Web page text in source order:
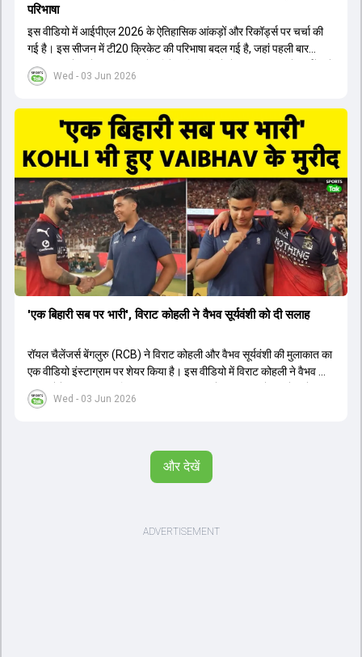
Wed - 03 Jun 2026
परिभाषा
इस वीडियो में आईपीएल 2026 के ऐतिहासिक आंकड़ों और रिकॉर्ड्स पर चर्चा की
गई है। इस सीजन में टी20 क्रिकेट की परिभाषा बदल गई है, जहां पहली बार
भारतीय बल्लेबाजों का स्ट्राइक रेट विदेशी खिलाड़ियों से ज्यादा रहा। पूरे टूर्नामेंट में
1426 छक्के लगे और 65 बार टीमों ने 200 से ज्यादा का स्कोर बनाया, जो एक
स्ट्राइक रेट के साथ मोस्ट वैल्युएबल प्लेयर का खिताब जीता। इसके अलावा पंजाब
और बेंगलुरु के प्रदर्शन के साथ-साथ लक्ष्य का पीछा करने वाली टीमों की सफलता
के आंकड़ों का भी विश्लेषण किया गया है।
Wed - 03 Jun 2026
'एक बिहारी सब पर भारी', विराट कोहली ने वैभव सूर्यवंशी को दी सलाह
रॉयल चैलेंजर्स बेंगलुरु (RCB) ने विराट कोहली और वैभव सूर्यवंशी की मुलाकात का
एक वीडियो इंस्टाग्राम पर शेयर किया है। इस वीडियो में विराट कोहली ने वैभव को
सलाह देते हुए कहा, 'एक बिहारी सब पर भारी। बस गेम खत्म।' कोहली ने उन्हें खुद
पर विश्वास रखने और नकारात्मक बातों पर ध्यान न देने की सलाह दी। आईपीएल
सीरीज खेलेंगे। वहीं, विराट कोहली लंदन रवाना हो गए हैं और अगली वनडे सीरीज में
और देखें